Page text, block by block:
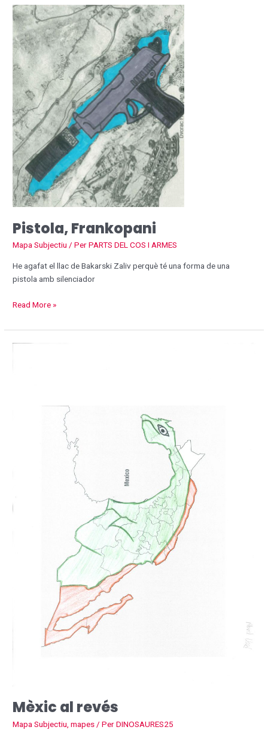
Pistola, Frankopani
Mapa Subjectiu / PerPARTS DEL COS I ARMES
He agafat el llac de Bakarski Zaliv perquè té una forma de una
pistola amb silenciador
Pistola,
Frankopani
Read More »
Mèxic al revés
Mapa Subjectiu ,mapes / PerDINOSAURES25